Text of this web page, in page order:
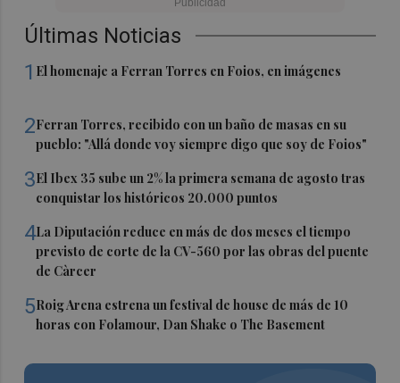
Últimas Noticias
1 El homenaje a Ferran Torres en Foios, en imágenes
2Ferran Torres, recibido con un baño de masas en su
pueblo: "Allá donde voy siempre digo que soy de Foios"
3El Ibex 35 sube un 2% la primera semana de agosto tras
conquistar los históricos 20.000 puntos
4La Diputación reduce en más de dos meses el tiempo
previsto de corte de la CV-560 por las obras del puente
de Càrcer
5Roig Arena estrena un festival de house de más de 10
horas con Folamour, Dan Shake o The Basement